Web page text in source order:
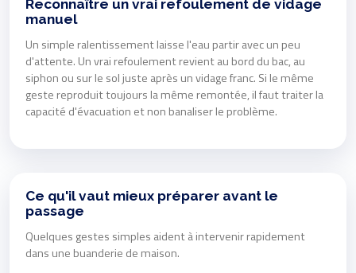
Reconnaître un vrai refoulement de vidage
manuel
Un simple ralentissement laisse l'eau partir avec un peu
d'attente. Un vrai refoulement revient au bord du bac, au
siphon ou sur le sol juste après un vidage franc. Si le même
geste reproduit toujours la même remontée, il faut traiter la
capacité d'évacuation et non banaliser le problème.
Ce qu'il vaut mieux préparer avant le
passage
Quelques gestes simples aident à intervenir rapidement
dans une buanderie de maison.